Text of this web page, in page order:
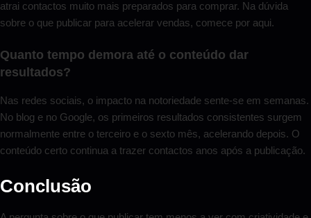
atrai contactos muito mais preparados para comprar. Na dúvida
sobre o que publicar para acelerar vendas, comece por aqui.
Quanto tempo demora até o conteúdo dar
resultados?
Nas redes sociais, o impacto na notoriedade sente-se em semanas.
No blog e no Google, os primeiros resultados consistentes surgem
normalmente entre o terceiro e o sexto mês, acelerando depois. O
conteúdo certo continua a trazer contactos anos após a publicação.
Conclusão